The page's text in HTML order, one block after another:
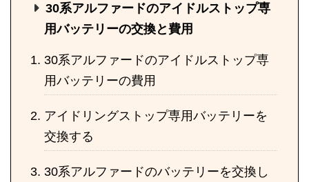
30系アルファードのアイドルストップ専
用バッテリーの交換と費用
30系アルファードのアイドルストップ専
用バッテリーの費用
アイドリングストップ専用バッテリーを
交換する
30系アルファードのバッテリーを交換し